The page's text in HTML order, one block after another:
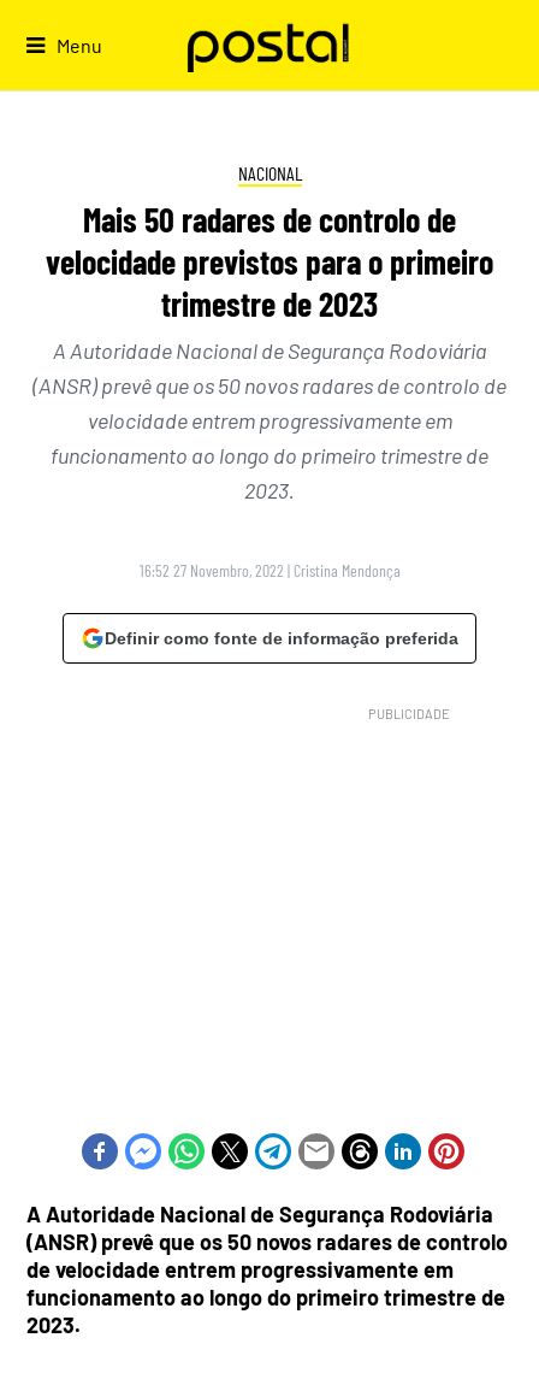
Menu
NACIONAL
Mais 50 radares de controlo de
velocidade previstos para o primeiro
trimestre de 2023
A Autoridade Nacional de Segurança Rodoviária
(ANSR) prevê que os 50 novos radares de controlo de
velocidade entrem progressivamente em
funcionamento ao longo do primeiro trimestre de
2023.
16:52 27 Novembro, 2022 | Cristina Mendonça
Definir como fonte de informação preferida
A Autoridade Nacional de Segurança Rodoviária
(ANSR) prevê que os 50 novos radares de controlo
de velocidade entrem progressivamente em
funcionamento ao longo do primeiro trimestre de
2023.